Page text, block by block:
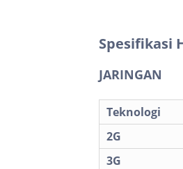
Spesifikasi
JARINGAN
Teknologi
2G
3G